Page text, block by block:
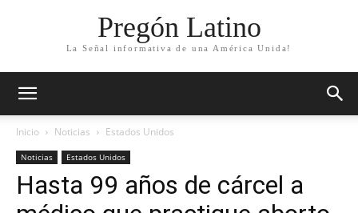
Pregón Latino
La Señal informativa de una América Unida!
Inicio Noticias Estados Unidos
Noticias Estados Unidos
Hasta 99 años de cárcel a